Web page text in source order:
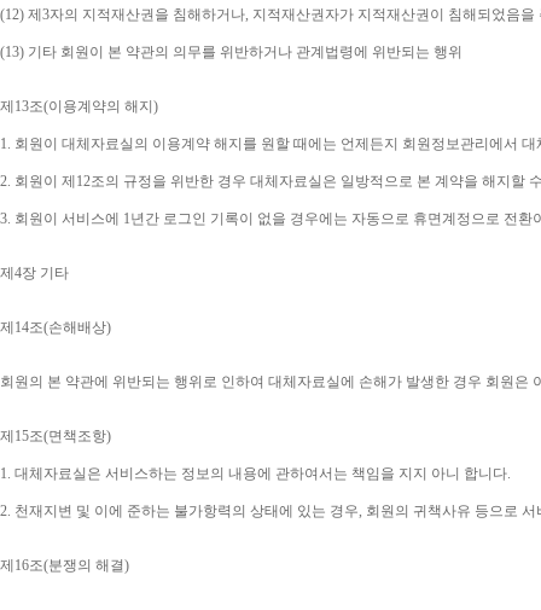
(12) 제 3자의 지적재산권을 침해하거나, 지적재산권자가 지적재산권이 침해되었음을
(13) 기타 회원이 본 약관의 의무를 위반하거나 관계법령에 위반되는 행위
제 13조(이용계약의 해지 )
1. 회원이 대체자료실의 이용계약 해지를 원할 때에는 언제든지 회원정보관리에서
2. 회원이 제 12조의 규정을 위반한 경우 대체자료실은 일방적으로 본 계약을 해지할
3. 회원이 서비스에 1년간 로그인 기록이 없을 경우에는 자동으로 휴면계정으로 전환
제 4장 기타
제 14조(손해배상)
회원의 본 약관에 위반되는 행위로 인하여 대체자료실에 손해가 발생한 경우 회원은
제 15조(면책조항)
1. 대체자료실은 서비스하는 정보의 내용에 관하여서는 책임을 지지 아니 합니다.
2. 천재지변 및 이에 준하는 불가항력의 상태에 있는 경우, 회원의 귀책사유 등으로
제 16조(분쟁의 해결)